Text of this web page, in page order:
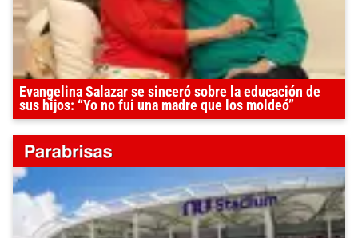
Evangelina Salazar se sinceró sobre la educación de
sus hijos: “Yo no fui una madre que los moldeó”